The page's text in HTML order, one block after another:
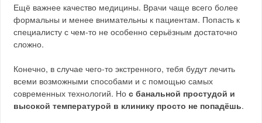
Ещё важнее качество медицины. Врачи чаще всего более
формальны и менее внимательны к пациентам. Попасть к
специалисту с чем-то не особенно серьёзным достаточно
сложно.
Конечно, в случае чего-то экстренного, тебя будут лечить
всеми возможными способами и с помощью самых
современных технологий. Нос банальной простудой и
высокой температурой в клинику просто не попадёшь.